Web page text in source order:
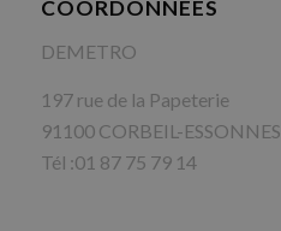
COORDONNÉES
DEMETRO
197 rue de la Papeterie
91100 CORBEIL-ESSONNES
Tél :01 87 75 79 14